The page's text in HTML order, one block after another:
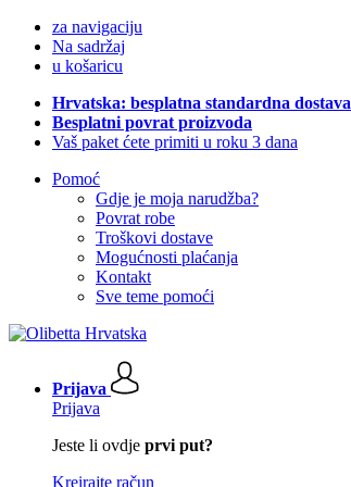
za navigaciju
Na sadržaj
u košaricu
Hrvatska: besplatna standardna dostava
Besplatni povrat proizvoda
Vaš paket ćete primiti u roku 3 dana
Pomoć
Gdje je moja narudžba?
Povrat robe
Troškovi dostave
Mogućnosti plaćanja
Kontakt
Sve teme pomoći
Prijava
Prijava
Jeste li ovdje prvi put?
Kreirajte račun